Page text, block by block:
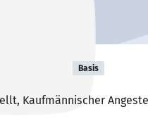
Basis
Kaufmännischer